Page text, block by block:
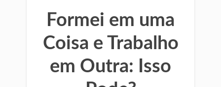
Formei em uma
Coisa e Trabalho
em Outra: Isso